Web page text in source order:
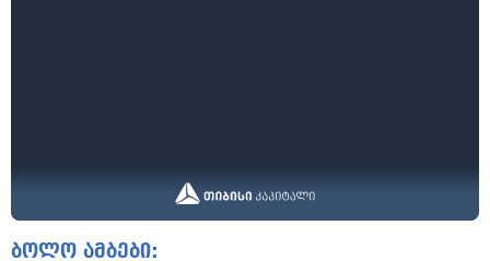
ბოლო ამბები: